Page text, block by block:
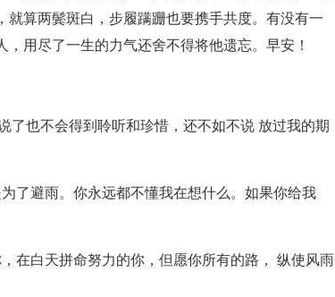
算两鬓斑白，步履蹒跚也要携手共度。有没有一
用尽了一生的力气还舍不得将他遗忘。早安！
了也不会得到聆听和珍惜，还不如不说 放过我的期
了避雨。你永远都不懂我在想什么。如果你给我
在白天拼命努力的你，但愿你所有的路， 纵使风雨